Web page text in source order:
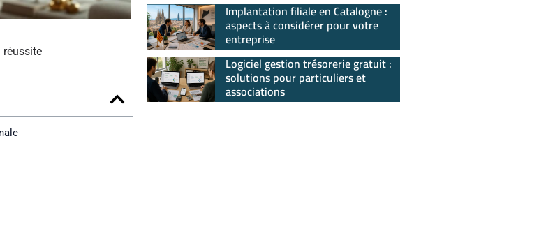
réussite
Implantation filiale en Catalogne :
aspects à considérer pour votre
entreprise
Logiciel gestion trésorerie gratuit :
solutions pour particuliers et
associations